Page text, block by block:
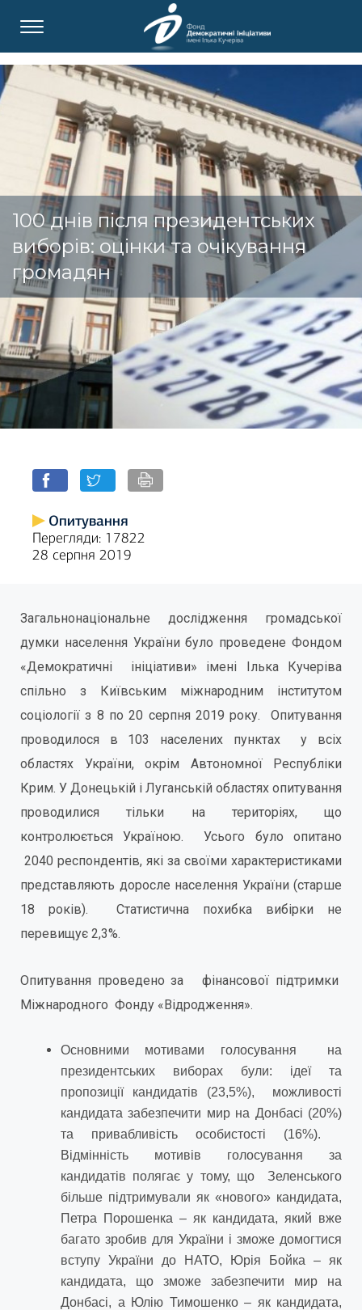
100 днів після президентських
виборів: оцінки та очікування
громадян
Опитування
Перегляди: 17822
28 серпня 2019
Загальнонаціональне дослідження громадської
думки населення України було проведене Фондом
«Демократичні ініціативи» імені Ілька Кучеріва
спільно з Київським міжнародним інститутом
соціології з 8 по 20 серпня 2019 року. Опитування
проводилося в 103 населених пунктах у всіх
областях України, окрім Автономної Республіки
Крим. У Донецькій і Луганській областях опитування
проводилися тільки на територіях, що
контролюється Україною. Усього було опитано
2040 респондентів, які за своїми характеристиками
представляють доросле населення України (старше
18 років). Статистична похибка вибірки не
перевищує 2,3%.
Опитування проведено за фінансової підтримки
Міжнародного Фонду «Відродження».
Основними мотивами голосування на
президентських виборах були: ідеї та
пропозиції кандидатів (23,5%), можливості
кандидата забезпечити мир на Донбасі (20%)
та привабливість особистості (16%).
Відмінність мотивів голосування за
кандидатів полягає у тому, що Зеленського
більше підтримували як «нового» кандидата,
Петра Порошенка – як кандидата, який вже
багато зробив для України і зможе домогтися
вступу України до НАТО, Юрія Бойка – як
кандидата, що зможе забезпечити мир на
Донбасі, а Юлію Тимошенко – як кандидата,